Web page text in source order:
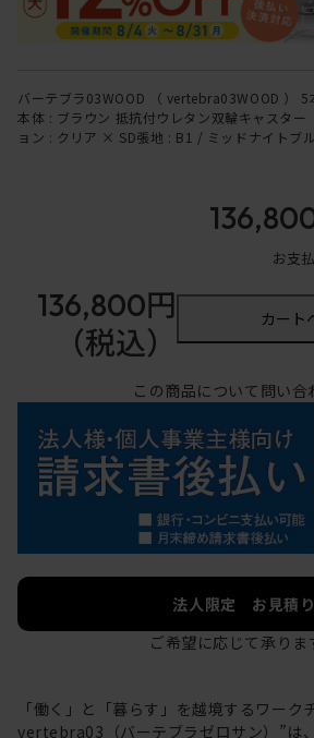
バーテブラ03WOOD （ vertebra03WOOD ） 5
本体 : ブラウン 抵抗付ウレタン双輪キャスタ
ョン : クリア × SD張地 : B1 / ミッドナイトブ
お支
136,800円
（税込）
カート
この商品について問い合
法人限定 お見積り
ご希望に応じて承りま
「働く」と「暮らす」を越境するワーク
vertebra03（バーテブラゼロサン）”は